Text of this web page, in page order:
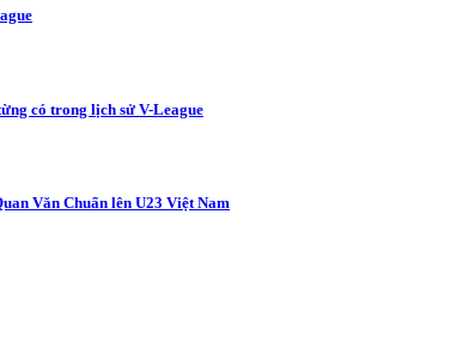
có trong lịch sử V-League
Văn Chuẩn lên U23 Việt Nam